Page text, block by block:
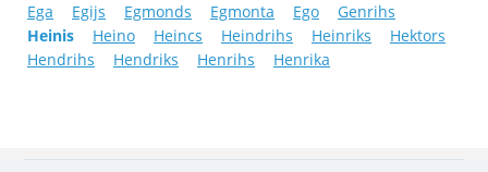
Ega Egijs Egmonds Egmonta Ego
Genrihs
Heinis
Heino Heincs Heindrihs Heinriks
Hektors
Hendrihs
Hendriks Henrihs Henrika